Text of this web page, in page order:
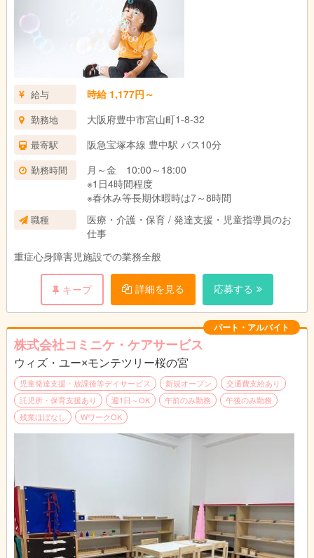
給与 時給 1,177円～
勤務地 大阪府豊中市宮山町1-8-32
最寄駅 阪急宝塚本線 豊中駅 バス10分
勤務時間
月～金 10:00～18:00
※1日4時間程度
※春休み等長期休暇時は7～8時間
職種
医療・介護・保育 / 発達支援・児童指導員のお
仕事
重症心身障害児施設での業務全般
キープ 詳細を見る 応募する
パート・アルバイト
株式会社コミニケ・ケアサービス
ウィズ・ユー×モンテツリー桜の宮
児童発達支援・放課後等デイサービス 新規オープン
交通費支給あり
託児所・保育支援あり
週1日～OK 午前のみ勤務
午後のみ勤務
残業ほぼなし
WワークOK